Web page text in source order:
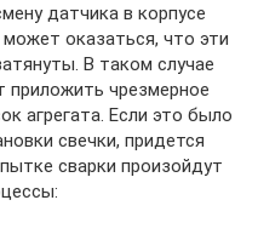
датчика в корпусе
может оказаться, что эти
В таком случае
приложить чрезмерное
агрегата. Если это было
свечки, придется
сварки произойдут